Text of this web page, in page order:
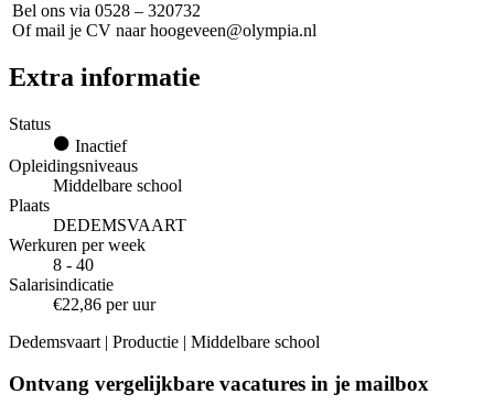
Bel ons via 0528 – 320732
Of mail je CV naar hoogeveen@olympia.nl
Extra informatie
Status
Inactief
Opleidingsniveaus
Middelbare school
Plaats
DEDEMSVAART
Werkuren per week
8 - 40
Salarisindicatie
€22,86 per uur
Dedemsvaart | Productie | Middelbare school
Ontvang vergelijkbare vacatures in je mailbox